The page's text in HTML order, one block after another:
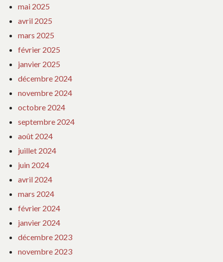
mai 2025
avril 2025
mars 2025
février 2025
janvier 2025
décembre 2024
novembre 2024
octobre 2024
septembre 2024
août 2024
juillet 2024
juin 2024
avril 2024
mars 2024
février 2024
janvier 2024
décembre 2023
novembre 2023